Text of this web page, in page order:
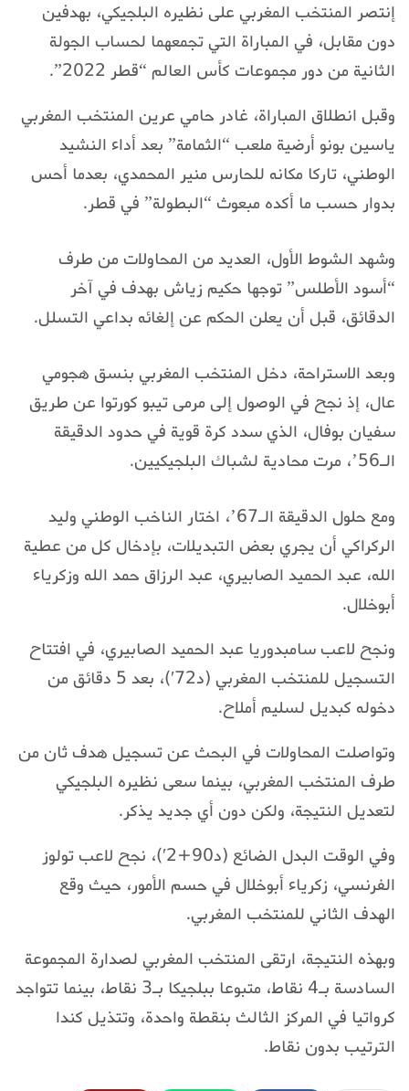
إنتصر المنتخب المغربي على نظيره البلجيكي، بهدفين
دون مقابل، في المباراة التي تجمعهما لحساب الجولة
الثانية من دور مجموعات كأس العالم “قطر 2022”.
وقبل انطلاق المباراة، غادر حامي عرين المنتخب المغربي
ياسين بونو أرضية ملعب “الثمامة” بعد أداء النشيد
الوطني، تاركا مكانه للحارس منير المحمدي، بعدما أحس
بدوار حسب ما أكده مبعوث “البطولة” في قطر.
وشهد الشوط الأول، العديد من المحاولات من طرف
“أسود الأطلس” توجها حكيم زياش بهدف في آخر
الدقائق، قبل أن يعلن الحكم عن إلغائه بداعي التسلل.
وبعد الاستراحة، دخل المنتخب المغربي بنسق هجومي
عال، إذ نجح في الوصول إلى مرمى تيبو كورتوا عن طريق
سفيان بوفال، الذي سدد كرة قوية في حدود الدقيقة
الـ56’، مرت محادية لشباك البلجيكيين.
ومع حلول الدقيقة الـ67’، اختار الناخب الوطني وليد
الركراكي أن يجري بعض التبديلات، بإدخال كل من عطية
الله، عبد الحميد الصابيري، عبد الرزاق حمد الله وزكرياء
أبوخلال.
ونجح لاعب سامبدوريا عبد الحميد الصابيري، في افتتاح
التسجيل للمنتخب المغربي (د72′)، بعد 5 دقائق من
دخوله كبديل لسليم أملاح.
وتواصلت المحاولات في البحث عن تسجيل هدف ثان من
طرف المنتخب المغربي، بينما سعى نظيره البلجيكي
لتعديل النتيجة، ولكن دون أي جديد يذكر.
وفي الوقت البدل الضائع (د90+2′)، نجح لاعب تولوز
الفرنسي، زكرياء أبوخلال في حسم الأمور، حيث وقع
الهدف الثاني للمنتخب المغربي.
وبهذه النتيجة، ارتقى المنتخب المغربي لصدارة المجموعة
السادسة بـ4 نقاط، متبوعا ببلجيكا بـ3 نقاط، بينما تتواجد
كرواتيا في المركز الثالث بنقطة واحدة، وتتذيل كندا
الترتيب بدون نقاط.